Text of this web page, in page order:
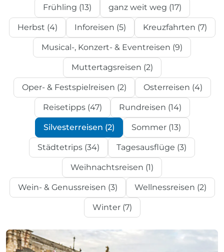
Frühling (13) ganz weit weg (17)
Herbst (4) Inforeisen (5) Kreuzfahrten (7)
Musical-, Konzert- & Eventreisen (9)
Muttertagsreisen (2)
Oper- & Festspielreisen (2) Osterreisen (4)
Reisetipps (47) Rundreisen (14)
Silvesterreisen (2) Sommer (13)
Städtetrips (34) Tagesausflüge (3)
Weihnachtsreisen (1)
Wein- & Genussreisen (3) Wellnessreisen (2)
Winter (7)